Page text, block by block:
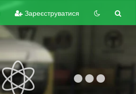
Зареєструватися